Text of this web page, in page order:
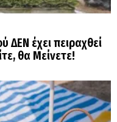
ΔΕΝ έχει πειραχθεί
θα Μείνετε!